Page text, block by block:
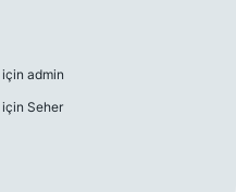
için admin
için Seher